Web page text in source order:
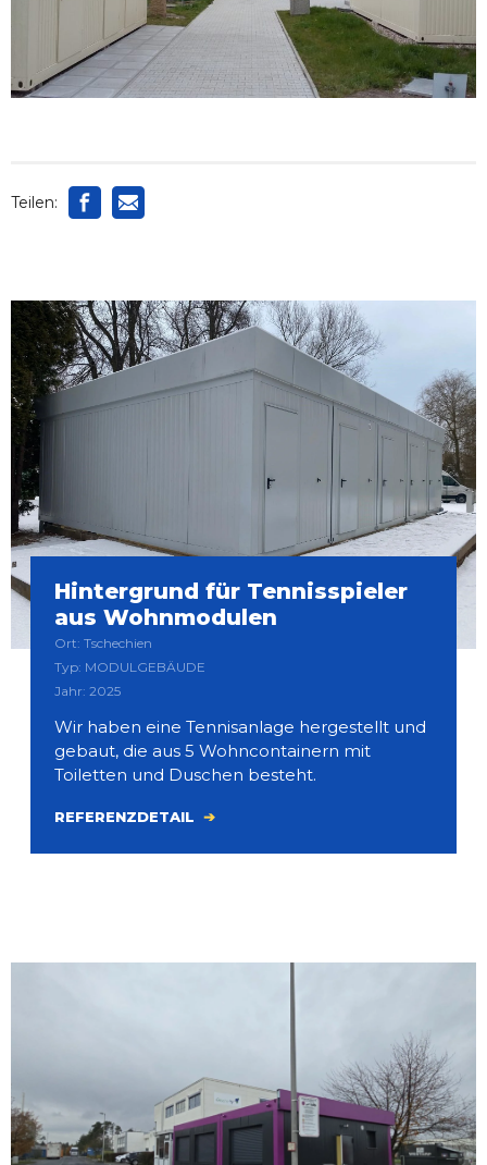
Teilen:
Hintergrund für Tennisspieler
aus Wohnmodulen
Ort: Tschechien
Typ: MODULGEBÄUDE
Jahr: 2025
Wir haben eine Tennisanlage hergestellt und
gebaut, die aus 5 Wohncontainern mit
Toiletten und Duschen besteht.
REFERENZDETAIL